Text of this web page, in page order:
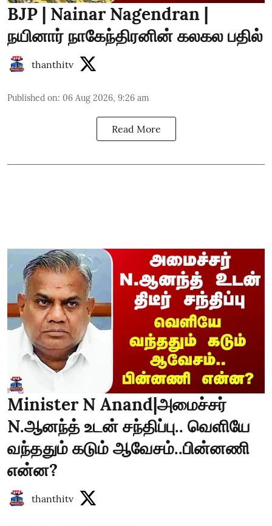
BJP | Nainar Nagendran |
நயினார் நாகேந்திரனின் கலகல பதில்
thanthitv
Published on: 06 Aug 2026, 9:26 am
Read More
Minister N Anand|அமைச்சர்
N.ஆனந்த் உடன் சந்திப்பு.. வெளியே
வந்ததும் கடும் ஆவேசம்..பின்னணி
என்ன?
thanthitv